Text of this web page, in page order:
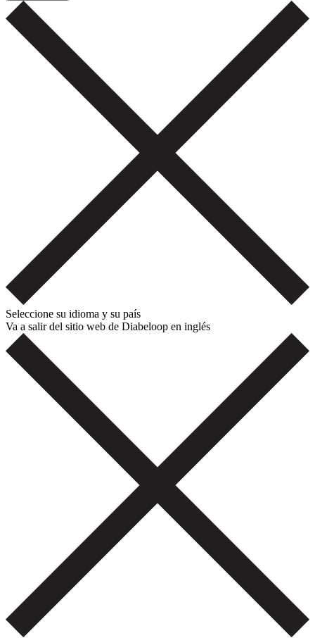
Seleccione su idioma y su país
Va a salir del sitio web de Diabeloop en inglés